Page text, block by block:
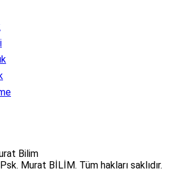
Bilim
Murat BİLİM. Tüm hakları saklıdır.